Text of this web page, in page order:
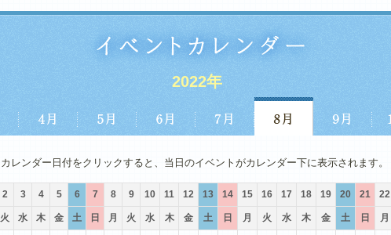
2022年
カレンダー日付をクリックすると、当日のイベントがカレンダー下に表示されます。
2 3 4 5 6 7 8 9 10 11 12 13 14 15 16 17 18 19 20 21 22
火 水 木 金 土 日 月 火 水 木 金 土 日 月 火 水 木 金 土 日 月